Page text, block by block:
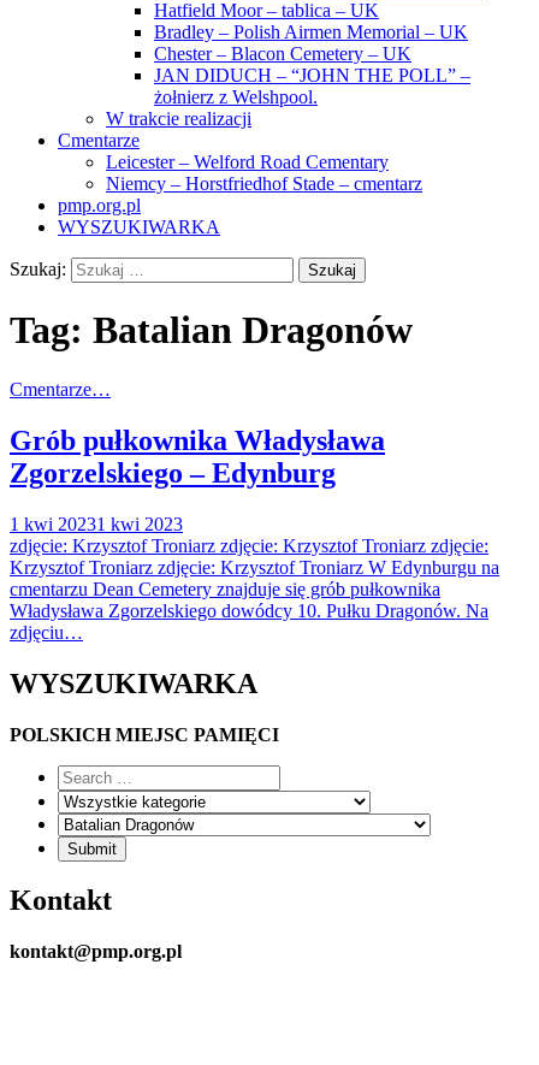
Hatfield Moor – tablica – UK
Bradley – Polish Airmen Memorial – UK
Chester – Blacon Cemetery – UK
JAN DIDUCH – “JOHN THE POLL” –
żołnierz z Welshpool.
W trakcie realizacji
Cmentarze
Leicester – Welford Road Cementary
Niemcy – Horstfriedhof Stade – cmentarz
pmp.org.pl
WYSZUKIWARKA
Szukaj:
Tag: Batalian Dragonów
Cmentarze…
Grób pułkownika Władysława
Zgorzelskiego – Edynburg
1 kwi 20231 kwi 2023
zdjęcie: Krzysztof Troniarz zdjęcie: Krzysztof Troniarz zdjęcie:
Krzysztof Troniarz zdjęcie: Krzysztof Troniarz W Edynburgu na
cmentarzu Dean Cemetery znajduje się grób pułkownika
Władysława Zgorzelskiego dowódcy 10. Pułku Dragonów. Na
zdjęciu…
WYSZUKIWARKA
POLSKICH MIEJSC PAMIĘCI
Kontakt
kontakt@pmp.org.pl